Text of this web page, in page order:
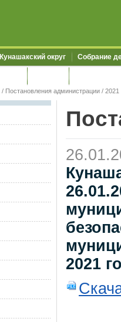
Кунашакский округ Собрание
/ Постановления администрации / 2021
2021